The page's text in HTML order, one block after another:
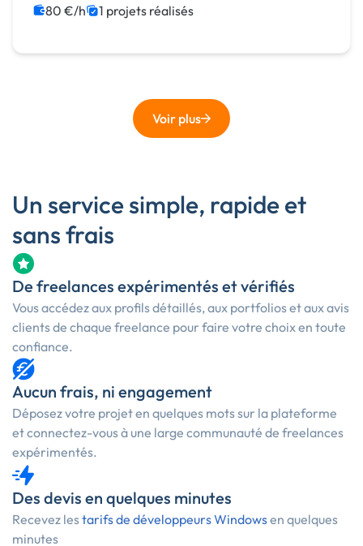
Chatbot
Machine Learning
80 €/h 1 projets réalisés
Voir plus
Un service simple, rapide et
sans frais
De freelances expérimentés et vérifiés
Vous accédez aux profils détaillés, aux portfolios et aux avis
clients de chaque freelance pour faire votre choix en toute
confiance.
Aucun frais, ni engagement
Déposez votre projet en quelques mots sur la plateforme
et connectez-vous à une large communauté de freelances
expérimentés.
Des devis en quelques minutes
Recevez lestarifs de développeurs Windowsen quelques
minutes